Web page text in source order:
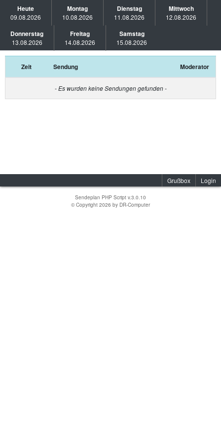
Heute
09.08.2026
Montag
10.08.2026
Dienstag
11.08.2026
Mittwoch
12.08.2026
Donnerstag
13.08.2026
Freitag
14.08.2026
Samstag
15.08.2026
Zeit Sendung Moderator
- Es wurden keine Sendungen gefunden -
Grußbox Login
Sendeplan PHP Script v.3.0.10
© Copyright 2026 by DR-Computer